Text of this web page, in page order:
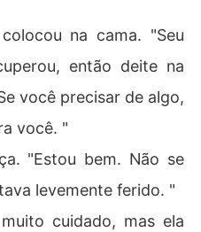
na cama. "Seu
então deite na
você precisar de algo,
você. "
"Estou bem. Não se
levemente ferido. "
cuidado, mas ela